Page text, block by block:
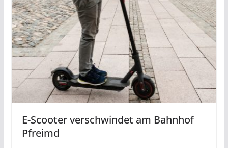
E-Scooter verschwindet am Bahnhof
Pfreimd